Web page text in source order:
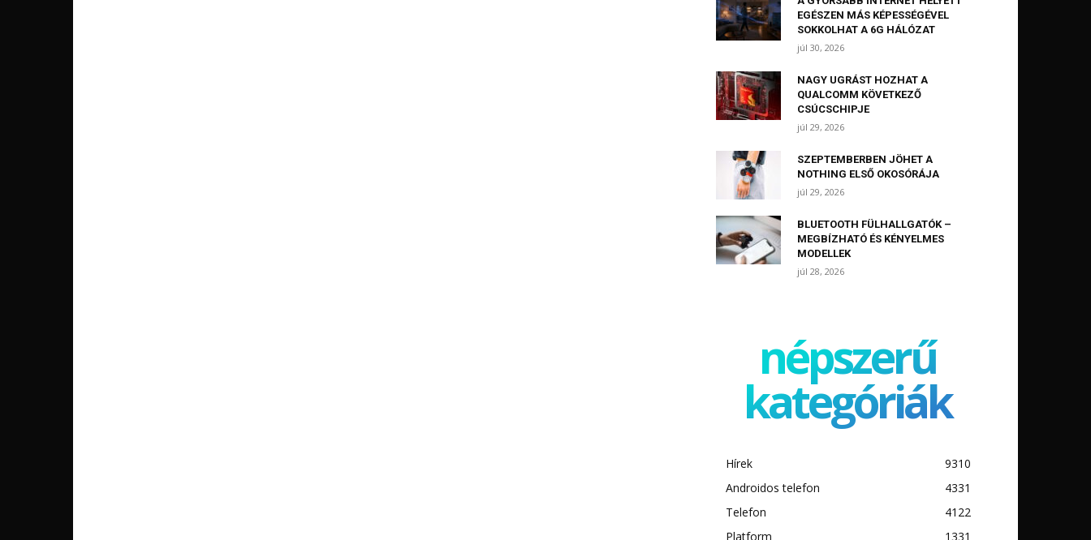
EGÉSZEN MÁS KÉPESSÉGÉVEL
SOKKOLHAT A 6G HÁLÓZAT
júl 30, 2026
NAGY UGRÁST HOZHAT A
QUALCOMM KÖVETKEZŐ
CSÚCSCHIPJE
júl 29, 2026
SZEPTEMBERBEN JÖHET A
NOTHING ELSŐ OKOSÓRÁJA
júl 29, 2026
BLUETOOTH FÜLHALLGATÓK –
MEGBÍZHATÓ ÉS KÉNYELMES
MODELLEK
júl 28, 2026
népszerű
kategóriák
Hírek
9310
Androidos telefon
4331
Telefon
4122
Platform
1331